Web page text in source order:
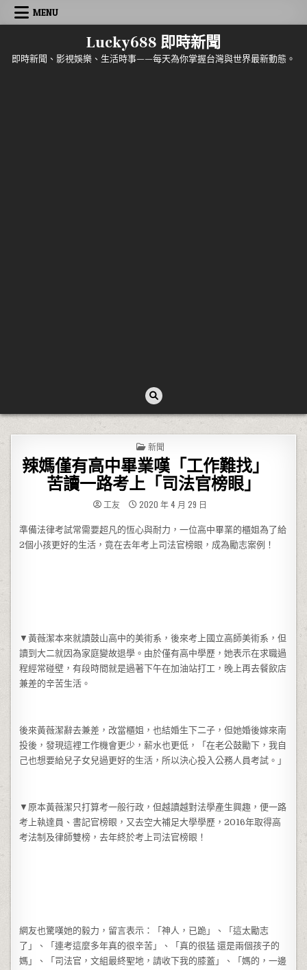
Skip to content
MENU
Lucky688 即時新聞
即時新聞、影視娛樂、生活時事——每天為你掌握台灣與世界最新動態。
POSTED IN
新聞
辣媽僅有高中畢業嘆「工作難找」
苦讀一路考上「司法官榜眼」
工友 2020 年 4 月 29 日
準備法律考試常需要超凡的恆心與耐力，一位高中畢業的櫃姐為了給
2個小孩更好的生活，竟在去年考上司法官榜眼，成為勵志案例！
▼黃薇潔本來就讀鼓山高中的美術系，後來考上國立高師美術系，但
讀到大二就因為家庭變故退學。由於僅有高中學歷，她表示在求職過
程經常碰壁，有段時間就是過著下午在加油站打工，晚上再去餐飲店
兼差的辛苦生活。
後來黃薇潔辭去兼差，改當櫃姐，也結婚生下二子，但她婚後嫁來南
投後，發現這裡工作機會更少，薪水也更低，「在老公鼓勵下，我自
己也想要給兒子女兒過更好的生活，所以決心投入公務人員考試。」
▼原本黃薇潔只打算考一般行政，但越讀越對法學產生興趣，便一路
考上執達員、書記官榜眼，又去空大補足大學學歷，2016年取得高
考法制及律師雙榜，去年終於考上司法官榜眼！
網友也驚嘆她的毅力，留言表示：「神人，已跪」、「這太勵志
了」、「連考這麼多年真的很辛苦」、「真的很猛 還是兩個孩子的
媽」、「司法官，文組最終聖地，請收下我的膝蓋」、「媽的，一邊